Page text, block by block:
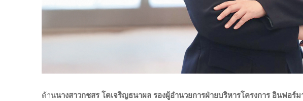
ด้านนางสาวกชสร โตเจริญธนาผล รองผู้อำนวยการฝ่ายบริหารโครงการ อินฟอร์